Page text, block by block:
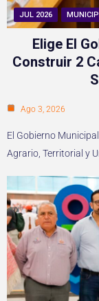
JUL 2026
Elige El
Construir 2
Ago 3, 2026
El Gobierno
Agrario, Territorial y